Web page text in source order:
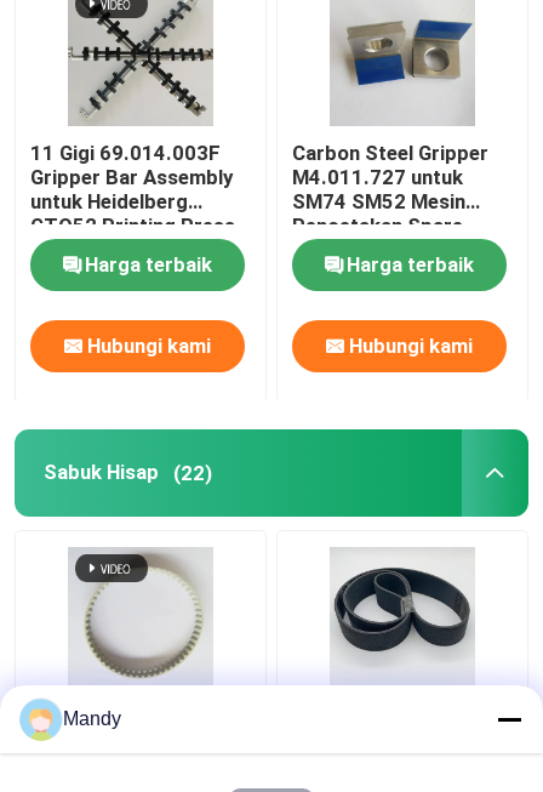
11 Gigi 69.014.003F
Gripper Bar Assembly
untuk Heidelberg
GTO52 Printing Press
Spare Parts dalam
stainless steel/Iron
Harga terbaik
Hubungi kami
Carbon Steel Gripper
M4.011.727 untuk
SM74 SM52 Mesin
Pencetakan Spare
Parts Cylinder Gripper
Harga terbaik
Hubungi kami
Sabuk Hisap (22)
Sabuk Mesin Cetak
PVC Impor Kuning
Mandy